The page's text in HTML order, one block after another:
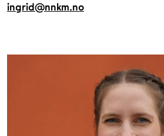
ingrid@nnkm.no